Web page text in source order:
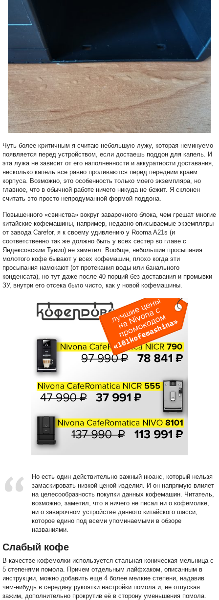
Чуть более критичным я считаю небольшую лужу, которая неминуемо
появляется перед устройством, если достаешь поддон для капель. И
эта лужа не зависит от его наполненности и аккуратности доставания,
несколько капель все равно проливаются перед передним краем
корпуса. Возможно, это особенность только моего экземпляра, но
главное, что в обычной работе ничего никуда не бежит. Я склонен
считать это просто непродуманной формой поддона.
Повышенного «свинства» вокруг заварочного блока, чем грешат многие
китайские кофемашины, например, недавно описываемые экземпляры
от завода Carefor, я к своему удивлению у Rooma A21s (и
соответственно так же должно быть у всех сестер во главе с
Яндексовским Тувио) не заметил. Вообще, небольшие просыпания
молотого кофе бывают у всех кофемашин, плохо когда эти
просыпания намокают (от протекания воды или банального
конденсата), но тут даже после 40 порций без доставания и промывки
ЗУ, внутри его отсека было чисто, как у новой кофемашины.
Но есть один действительно важный нюанс, который нельзя
замаскировать низкой ценой изделия. И он напрямую влияет
на целесообразность покупки данных кофемашин. Читатель,
возможно, заметил, что я ничего не писал ни о кофемолке,
ни о заварочном устройстве данного китайского шасси,
которое едино под всеми упоминаемыми в обзоре
названиями.
Слабый кофе
В качестве кофемолки используется стальная коническая мельница с
5 степенями помола. Причем отдельным лайфхаком, описанным в
инструкции, можно добавить еще 4 более мелкие степени, надавив
чем-нибудь в середину рукоятки настройки помола и, не отпуская
зажим, дополнительно прокрутив её в сторону уменьшения помола.